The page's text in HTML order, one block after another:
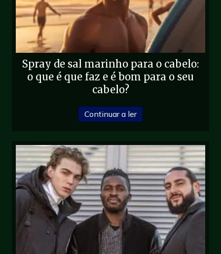
Spray de sal marinho para o cabelo:
o que é que faz e é bom para o seu
cabelo?
Continuar a ler